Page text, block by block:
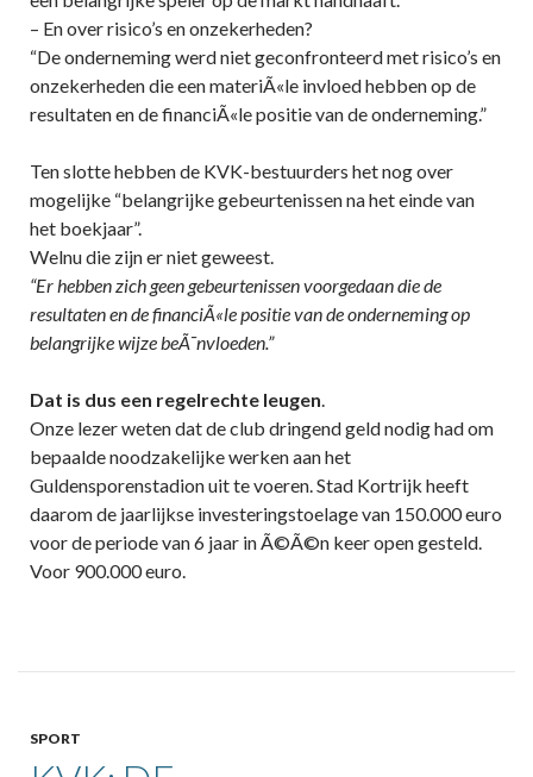
– En over risico’s en onzekerheden?
“De onderneming werd niet geconfronteerd met risico’s en
onzekerheden die een materiÃ«le invloed hebben op de
resultaten en de financiÃ«le positie van de onderneming.”
Ten slotte hebben de KVK-bestuurders het nog over
mogelijke “belangrijke gebeurtenissen na het einde van
het boekjaar”.
Welnu die zijn er niet geweest.
“Er hebben zich geen gebeurtenissen voorgedaan die de
resultaten en de financiÃ«le positie van de onderneming op
belangrijke wijze beÃ¯nvloeden.”
Dat is dus een regelrechte leugen.
Onze lezer weten dat de club dringend geld nodig had om
bepaalde noodzakelijke werken aan het
Guldensporenstadion uit te voeren. Stad Kortrijk heeft
daarom de jaarlijkse investeringstoelage van 150.000 euro
voor de periode van 6 jaar in Ã©Ã©n keer open gesteld.
Voor 900.000 euro.
SPORT